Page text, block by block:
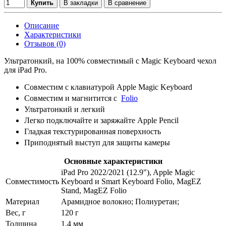
Купить В закладки В сравнение
Описание
Характеристики
Отзывов (0)
Ультратонкий, на 100% совместимый с Magic Keyboard чехол
для iPad Pro.
Совместим с клавиатурой Apple Magic Keyboard
Совместим и магнитится с Folio
Ультратонкий и легкий
Легко подключайте и заряжайте Apple Pencil
Гладкая текстурированная поверхность
Приподнятый выступ для защиты камеры
Основные характеристики
Совместимость
iPad Pro 2022/2021 (12.9"), Apple Magic
Keyboard и Smart Keyboard Folio, MagEZ
Stand, MagEZ Folio
Материал
Арамидное волокно; Полиуретан;
Вес, г
120 г
Толщина
1,4 мм